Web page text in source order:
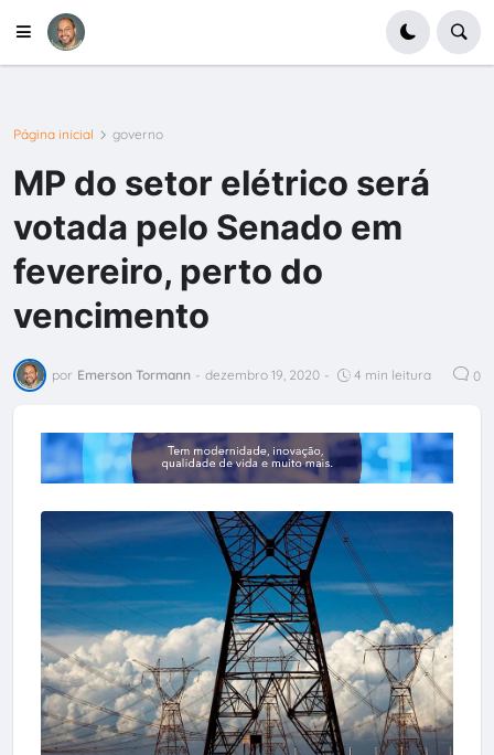
Página inicial governo
MP do setor elétrico será
votada pelo Senado em
fevereiro, perto do
vencimento
por Emerson Tormann - dezembro 19, 2020 - 4 min leitura 0